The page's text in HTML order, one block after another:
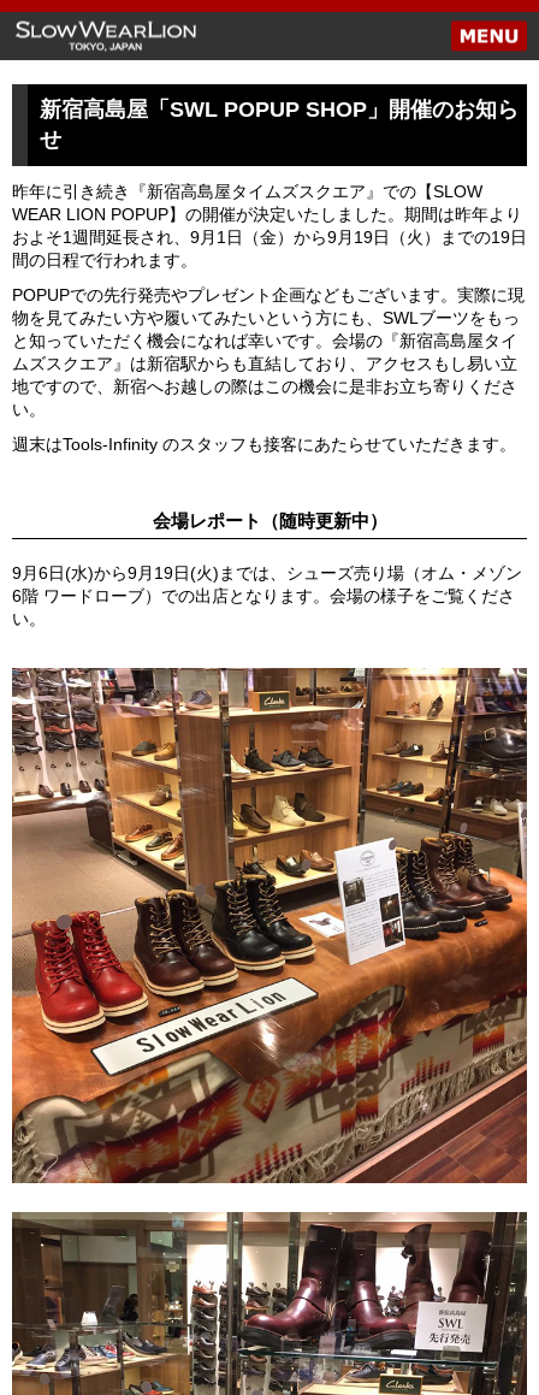
新宿高島屋「SWL POPUP SHOP」開催のお知ら
せ
昨年に引き続き『新宿高島屋タイムズスクエア』での【SLOW
WEAR LION POPUP】の開催が決定いたしました。期間は昨年より
およそ1週間延長され、9月1日（金）から9月19日（火）までの19日
間の日程で行われます。
POPUPでの先行発売やプレゼント企画などもございます。実際に現
物を見てみたい方や履いてみたいという方にも、SWLブーツをもっ
と知っていただく機会になれば幸いです。会場の『新宿高島屋タイ
ムズスクエア』は新宿駅からも直結しており、アクセスもし易い立
地ですので、新宿へお越しの際はこの機会に是非お立ち寄りくださ
い。
週末はTools-Infinity のスタッフも接客にあたらせていただきます。
会場レポート（随時更新中）
9月6日(水)から9月19日(火)までは、シューズ売り場（オム・メゾン
6階 ワードローブ）での出店となります。会場の様子をご覧くださ
い。